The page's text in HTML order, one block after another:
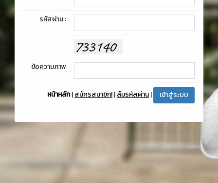
รหัสผ่าน :
ข้อความภาพ
หน้าหลัก|สมัครสมาชิก!|ลืมรหัสผ่าน|